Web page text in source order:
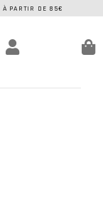
À PARTIR DE 85€